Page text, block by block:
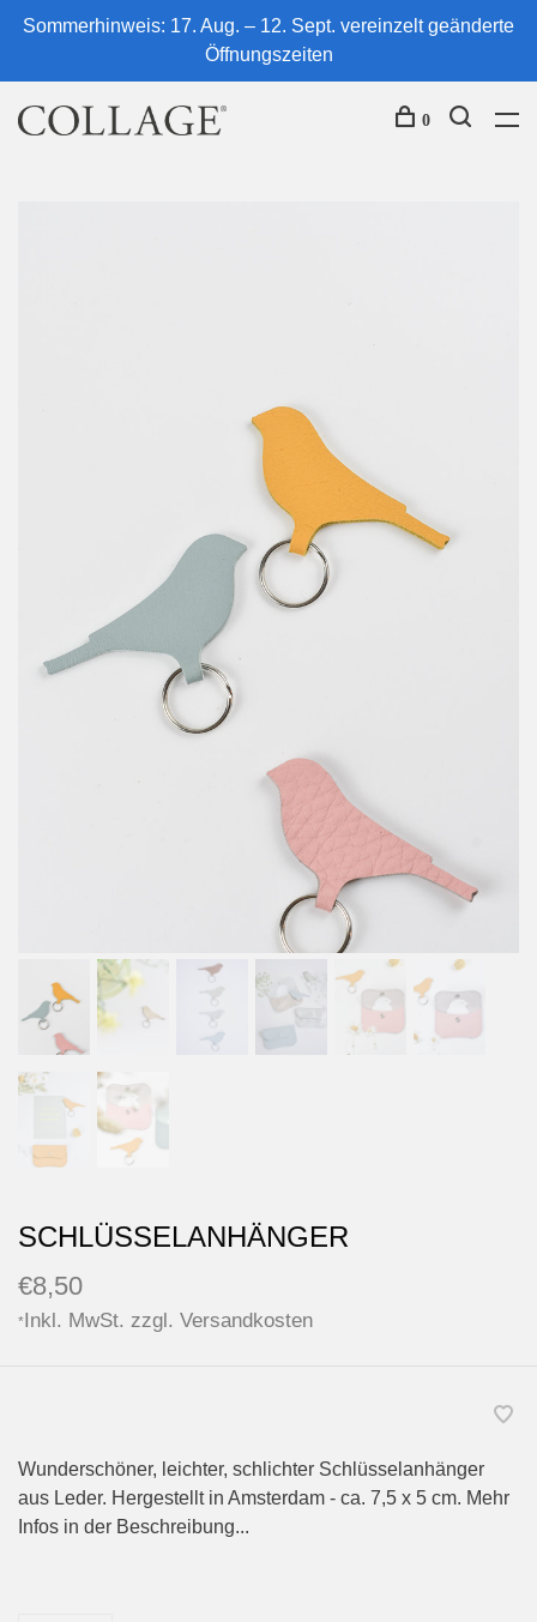
Sommerhinweis: 17. Aug. – 12. Sept. vereinzelt geänderte
Öffnungszeiten
0
SCHLÜSSELANHÄNGER
€8,50
*Inkl. MwSt. zzgl. Versandkosten
Wunderschöner, leichter, schlichter Schlüsselanhänger
aus Leder. Hergestellt in Amsterdam - ca. 7,5 x 5 cm. Mehr
Infos in der Beschreibung...